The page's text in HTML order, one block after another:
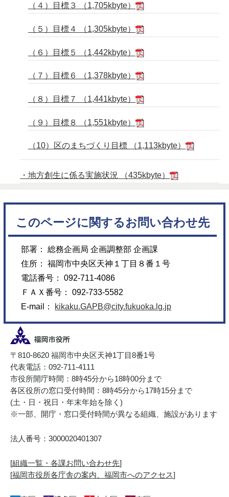
（４）目標３ （1,705kbyte）
（５）目標４ （1,305kbyte）
（６）目標５ （1,442kbyte）
（７）目標６ （1,378kbyte）
（８）目標７ （1,441kbyte）
（９）目標８ （1,551kbyte）
（10）区のまちづくり目標 （1,113kbyte）
・地方創生に係る実施状況 （435kbyte）
このページに関するお問い合わせ先
部署： 総務企画局 企画調整部 企画課
住所： 福岡市中央区天神１丁目８番１号
電話番号： 092-711-4086
ＦＡＸ番号： 092-733-5582
E-mail：
kikaku.GAPB@city.fukuoka.lg.jp
〒810-8620 福岡市中央区天神1丁目8番1号
代表電話：092-711-4111
市役所開庁時間：8時45分から18時00分まで
各区役所の窓口受付時間：8時45分から17時15分まで
(土・日・祝日・年末年始を除く)
※一部、開庁・窓口受付時間が異なる組織、施設があります
法人番号：3000020401307
[組織一覧・各課お問い合わせ先]
[福岡市役所各庁舎の案内、福岡市へのアクセス]